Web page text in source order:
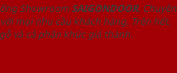
Showroom SAIGONDOOR. Chuyên
mọi nhu cầu khách hàng. Trên hết,
và cả phân khúc giá thành.